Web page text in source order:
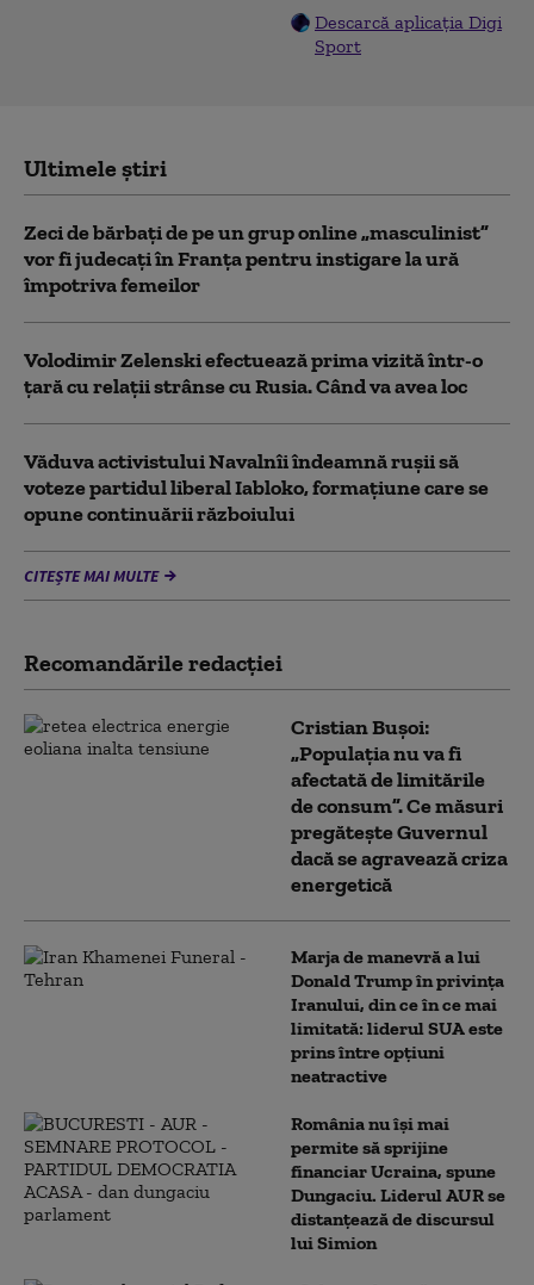
Descarcă aplicația Digi
Sport
Ultimele știri
Zeci de bărbați de pe un grup online „masculinist”
vor fi judecați în Franța pentru instigare la ură
împotriva femeilor
Volodimir Zelenski efectuează prima vizită într-o
țară cu relații strânse cu Rusia. Când va avea loc
Văduva activistului Navalnîi îndeamnă ruşii să
voteze partidul liberal Iabloko, formațiune care se
opune continuării războiului
CITEȘTE MAI MULTE
Recomandările redacţiei
Cristian Bușoi:
„Populația nu va fi
afectată de limitările
de consum”. Ce măsuri
pregătește Guvernul
dacă se agravează criza
energetică
Marja de manevră a lui
Donald Trump în privința
Iranului, din ce în ce mai
limitată: liderul SUA este
prins între opțiuni
neatractive
România nu își mai
permite să sprijine
financiar Ucraina, spune
Dungaciu. Liderul AUR se
distanțează de discursul
lui Simion